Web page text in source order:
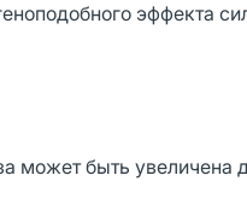
эффекта
может быть увеличена